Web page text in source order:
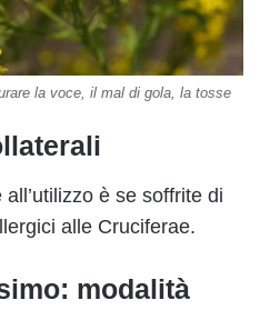
la voce, il mal di gola, la tosse
è se soffrite di
alle Cruciferae.
modalità